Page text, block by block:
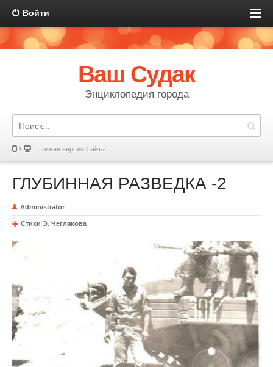
Войти
Ваш Судак
Энциклопедия города
Полная версия Сайта
ГЛУБИННАЯ РАЗВЕДКА -2
Administrator
Стихи Э. Чеглякова